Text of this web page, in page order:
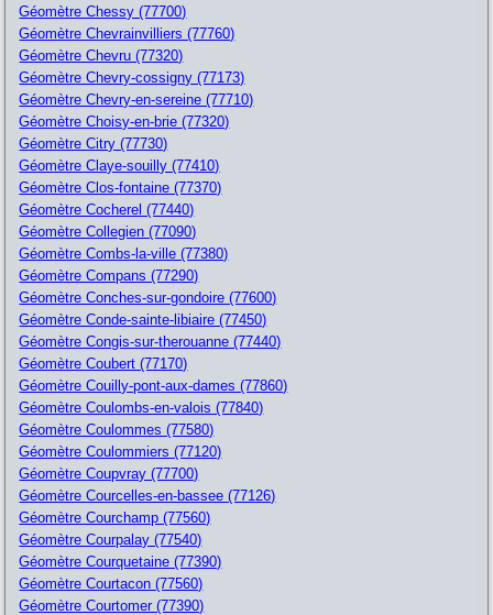
Géomètre Chessy (77700)
Géomètre Chevrainvilliers (77760)
Géomètre Chevru (77320)
Géomètre Chevry-cossigny (77173)
Géomètre Chevry-en-sereine (77710)
Géomètre Choisy-en-brie (77320)
Géomètre Citry (77730)
Géomètre Claye-souilly (77410)
Géomètre Clos-fontaine (77370)
Géomètre Cocherel (77440)
Géomètre Collegien (77090)
Géomètre Combs-la-ville (77380)
Géomètre Compans (77290)
Géomètre Conches-sur-gondoire (77600)
Géomètre Conde-sainte-libiaire (77450)
Géomètre Congis-sur-therouanne (77440)
Géomètre Coubert (77170)
Géomètre Couilly-pont-aux-dames (77860)
Géomètre Coulombs-en-valois (77840)
Géomètre Coulommes (77580)
Géomètre Coulommiers (77120)
Géomètre Coupvray (77700)
Géomètre Courcelles-en-bassee (77126)
Géomètre Courchamp (77560)
Géomètre Courpalay (77540)
Géomètre Courquetaine (77390)
Géomètre Courtacon (77560)
Géomètre Courtomer (77390)